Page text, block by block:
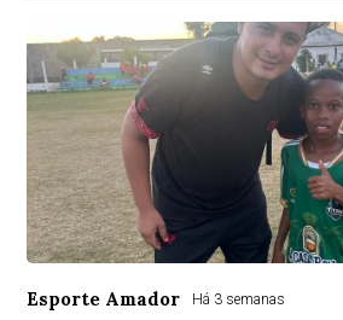
Esporte Amador Há 3 semanas